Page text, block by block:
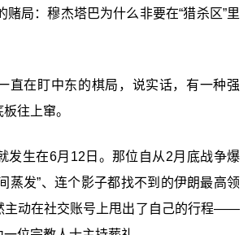
赌局：穆杰塔巴为什么非要在“猎杀区”里
直在盯中东的棋局，说实话，有一种强
往上窜。
发生在6月12日。那位自从2月底战争爆
蒸发”、连个影子都找不到的伊朗最高领
主动在社交账号上甩出了自己的行程——